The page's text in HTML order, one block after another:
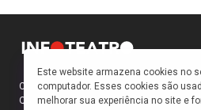
gestos
Como faço para ir ao teatro? Onde
Quais peças estão em cartaz?
Este website armazena cookies no
computador. Esses cookies são
melhorar sua experiência no site e